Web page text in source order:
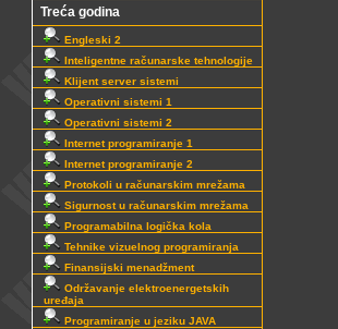
Treća godina
Engleski 2
Inteligentne računarske tehnologije
Klijent server sistemi
Operativni sistemi 1
Operativni sistemi 2
Internet programiranje 1
Internet programiranje 2
Protokoli u računarskim mrežama
Sigurnost u računarskim mrežama
Programabilna logička kola
Tehnike vizuelnog programiranja
Finansijski menadžment
Održavanje elektroenergetskih
uređaja
Programiranje u jeziku JAVA